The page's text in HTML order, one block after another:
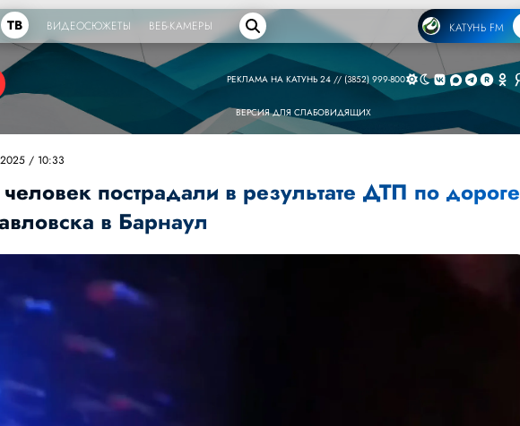
ТВ ВИДЕОСЮЖЕТЫ ВЕБ-КАМЕРЫ КАТУНЬ FM
РЕКЛАМА НА КАТУНЬ 24 // (3852) 999-800
ВЕРСИЯ ДЛЯ СЛАБОВИДЯЩИХ
2025 / 10:33
человек пострадали в результате ДТП по дороге
в Барнаул